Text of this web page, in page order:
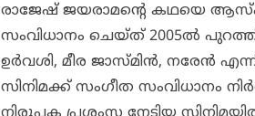
രാജേഷ് ജയരാമന്റെ കഥയെ
സംവിധാനം ചെയ്ത് 2005ല്‍
ഉര്‍വശി, മീര ജാസ്മിന്‍, നരേന്‍
സിനിമക്ക് സംഗീത സംവിധാനം